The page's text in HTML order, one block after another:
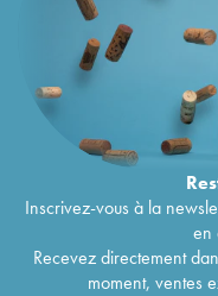
Inscrivez-vous à la
en
Recevez directement
moment, ventes